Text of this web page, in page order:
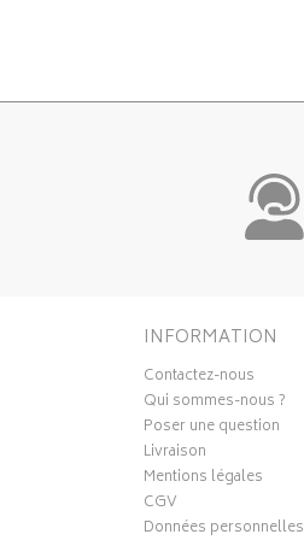
INFORMATION
Contactez-nous
Qui sommes-nous ?
Poser une question
Livraison
Mentions légales
CGV
Données personnelles